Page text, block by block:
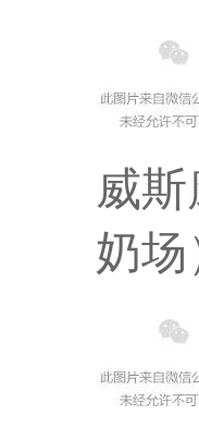
威斯
奶场